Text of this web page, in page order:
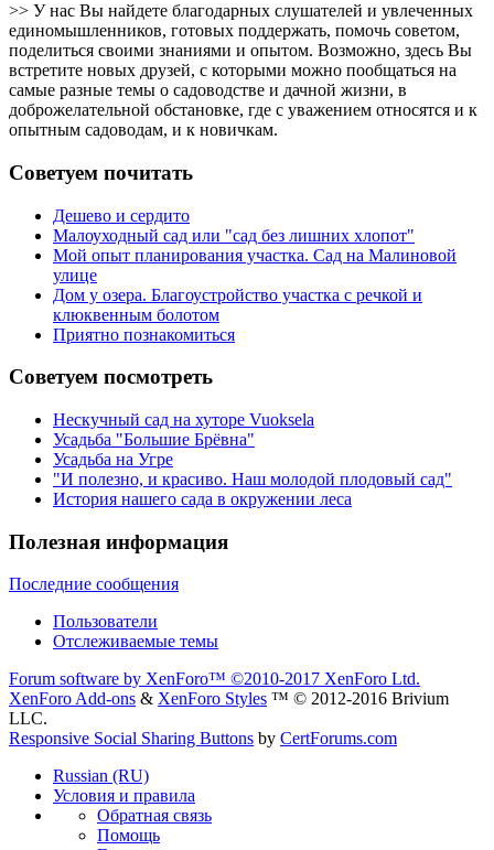
>> У нас Вы найдете благодарных слушателей и увлеченных
единомышленников, готовых поддержать, помочь советом,
поделиться своими знаниями и опытом. Возможно, здесь Вы
встретите новых друзей, с которыми можно пообщаться на
самые разные темы о садоводстве и дачной жизни, в
доброжелательной обстановке, где с уважением относятся и к
опытным садоводам, и к новичкам.
Советуем почитать
Дешево и сердито
Малоуходный сад или "сад без лишних хлопот"
Мой опыт планирования участка. Сад на Малиновой
улице
Дом у озера. Благоустройство участка с речкой и
клюквенным болотом
Приятно познакомиться
Советуем посмотреть
Нескучный сад на хуторе Vuoksela
Усадьба "Большие Брёвна"
Усадьба на Угре
"И полезно, и красиво. Наш молодой плодовый сад"
История нашего сада в окружении леса
Полезная информация
Последние сообщения
Пользователи
Отслеживаемые темы
Forum software by XenForo™ ©2010-2017 XenForo Ltd.
XenForo Add-ons & XenForo Styles ™ © 2012-2016 Brivium
LLC.
Responsive Social Sharing Buttons by CertForums.com
Russian (RU)
Условия и правила
Обратная связь
Помощь